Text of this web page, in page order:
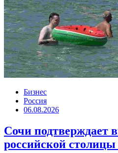
Бизнес
Россия
06.08.2026
Сочи подтверждает
российской столицы